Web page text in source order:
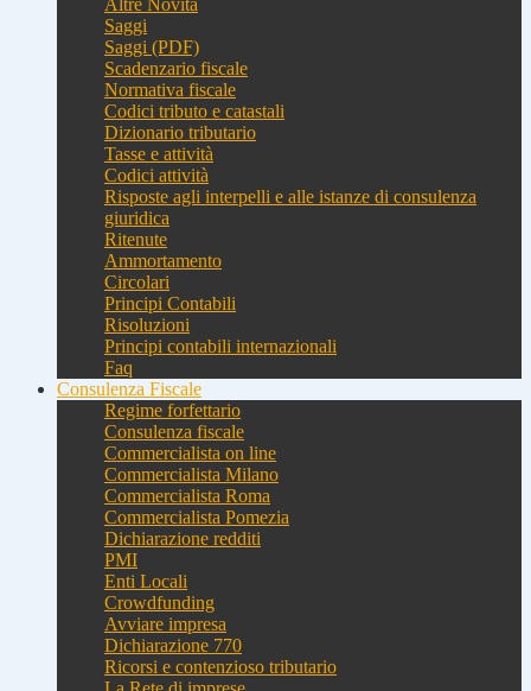
Altre Novità
Saggi
Saggi (PDF)
Scadenzario fiscale
Normativa fiscale
Codici tributo e catastali
Dizionario tributario
Tasse e attività
Codici attività
Risposte agli interpelli e alle istanze di consulenza
giuridica
Ritenute
Ammortamento
Circolari
Principi Contabili
Risoluzioni
Principi contabili internazionali
Faq
Consulenza Fiscale
Regime forfettario
Consulenza fiscale
Commercialista on line
Commercialista Milano
Commercialista Roma
Commercialista Pomezia
Dichiarazione redditi
PMI
Enti Locali
Crowdfunding
Avviare impresa
Dichiarazione 770
Ricorsi e contenzioso tributario